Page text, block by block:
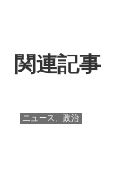
関連記事
ニュース、政治